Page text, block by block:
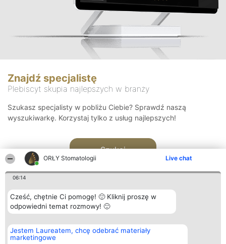
ORŁY Stomatologii Live chat
06:14
Cześć, chętnie Ci pomogę! 🙂 Kliknij proszę w
odpowiedni temat rozmowy! 🙂
Jestem Laureatem, chcę odebrać materiały
marketingowe
Znajdź specjalistę
Plebiscyt skupia najlepszych w branży
Szukasz specjalisty w pobliżu Ciebie? Sprawdź naszą
wyszukiwarkę. Korzystaj tylko z usług najlepszych!
Szukaj
Organizator plebiscytu
Bright Side Solutions sp. z o.
o. sp. k.
Plebiscyt
Laureaci
Kontakt
Kontakt